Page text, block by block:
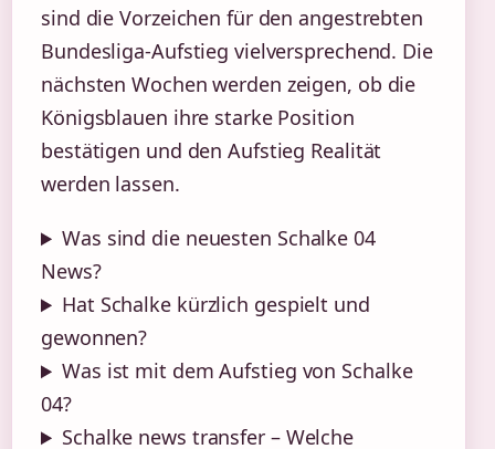
sind die Vorzeichen für den angestrebten
Bundesliga-Aufstieg vielversprechend. Die
nächsten Wochen werden zeigen, ob die
Königsblauen ihre starke Position
bestätigen und den Aufstieg Realität
werden lassen.
Was sind die neuesten Schalke 04
News?
Hat Schalke kürzlich gespielt und
gewonnen?
Was ist mit dem Aufstieg von Schalke
04?
Schalke news transfer – Welche